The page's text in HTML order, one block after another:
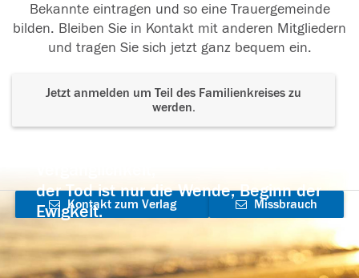
Bekannte eintragen und so eine Trauergemeinde
bilden. Bleiben Sie in Kontakt mit anderen Mitgliedern
und tragen Sie sich jetzt ganz bequem ein.
Jetzt anmelden um Teil des Familienkreises zu
werden.
der Tod ist nur die Wende, Beginn der
Ewigkeit.
Kontakt zum Verlag
aufnehmen
Missbrauch